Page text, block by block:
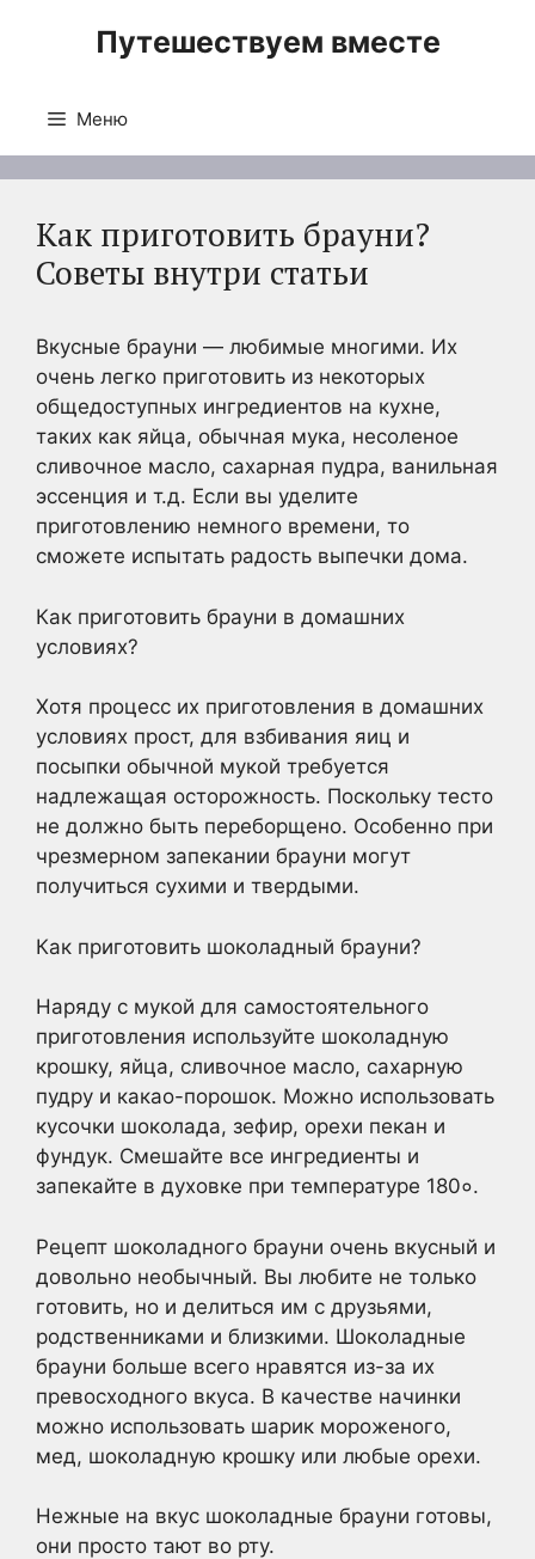
Путешествуем вместе
Меню
Как приготовить брауни?
Советы внутри статьи
Вкусные брауни — любимые многими. Их
очень легко приготовить из некоторых
общедоступных ингредиентов на кухне,
таких как яйца, обычная мука, несоленое
сливочное масло, сахарная пудра, ванильная
эссенция и т.д. Если вы уделите
приготовлению немного времени, то
сможете испытать радость выпечки дома.
Как приготовить брауни в домашних
условиях?
Хотя процесс их приготовления в домашних
условиях прост, для взбивания яиц и
посыпки обычной мукой требуется
надлежащая осторожность. Поскольку тесто
не должно быть переборщено. Особенно при
чрезмерном запекании брауни могут
получиться сухими и твердыми.
Как приготовить шоколадный брауни?
Наряду с мукой для самостоятельного
приготовления используйте шоколадную
крошку, яйца, сливочное масло, сахарную
пудру и какао-порошок. Можно использовать
кусочки шоколада, зефир, орехи пекан и
фундук. Смешайте все ингредиенты и
запекайте в духовке при температуре 180०.
Рецепт шоколадного брауни очень вкусный и
довольно необычный. Вы любите не только
готовить, но и делиться им с друзьями,
родственниками и близкими. Шоколадные
брауни больше всего нравятся из-за их
превосходного вкуса. В качестве начинки
можно использовать шарик мороженого,
мед, шоколадную крошку или любые орехи.
Нежные на вкус шоколадные брауни готовы,
они просто тают во рту.